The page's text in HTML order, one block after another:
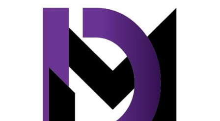
Reguli noi pentru deținătorii de câini
februarie 4 / 2026